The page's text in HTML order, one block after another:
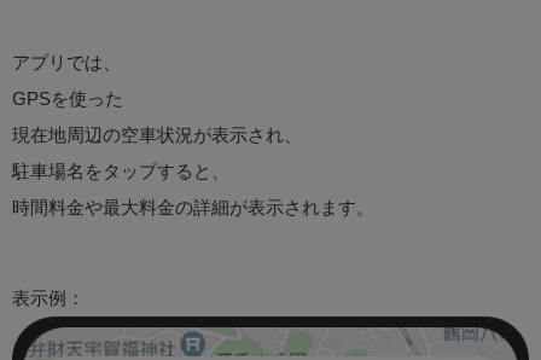
アプリでは、
GPSを使った
現在地周辺の空車状況が表示され、
駐車場名をタップすると、
時間料金や最大料金の詳細が表示されます。
表示例：